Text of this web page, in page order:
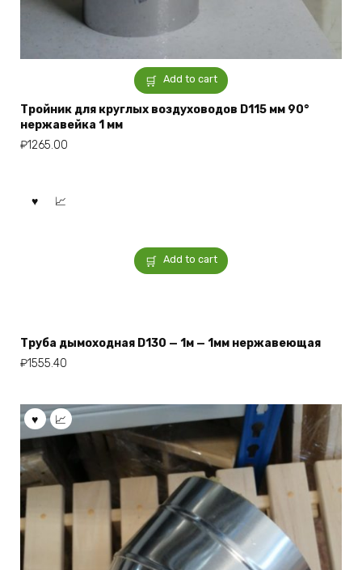
Add to cart
Тройник для круглых воздуховодов D115 мм 90°
нержавейка 1 мм
₽1265.00
Add to cart
Труба дымоходная D130 — 1м — 1мм нержавеющая
₽1555.40